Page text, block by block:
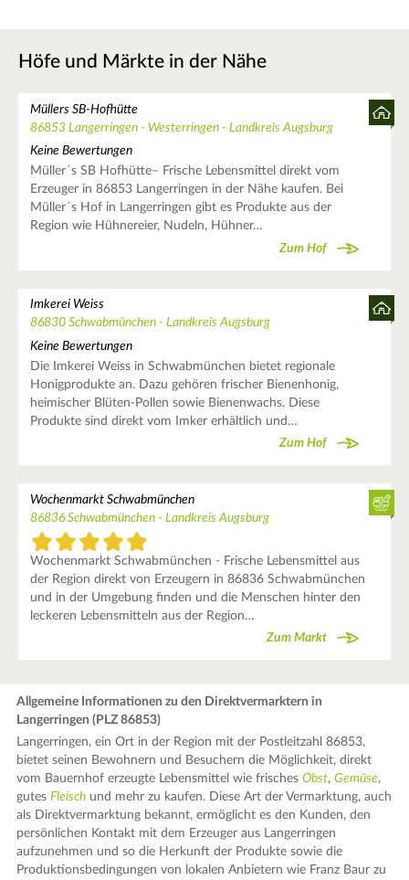
Höfe und Märkte in der Nähe
Müllers SB-Hofhütte
86853 Langerringen - Westerringen - Landkreis Augsburg
Keine Bewertungen
Müller´s SB Hofhütte– Frische Lebensmittel direkt vom
Erzeuger in 86853 Langerringen in der Nähe kaufen. Bei
Müller´s Hof in Langerringen gibt es Produkte aus der
Region wie Hühnereier, Nudeln, Hühner…
Zum Hof
Imkerei Weiss
86830 Schwabmünchen - Landkreis Augsburg
Keine Bewertungen
Die Imkerei Weiss in Schwabmünchen bietet regionale
Honigprodukte an. Dazu gehören frischer Bienenhonig,
heimischer Blüten-Pollen sowie Bienenwachs. Diese
Produkte sind direkt vom Imker erhältlich und…
Zum Hof
Wochenmarkt Schwabmünchen
86836 Schwabmünchen - Landkreis Augsburg
Wochenmarkt Schwabmünchen - Frische Lebensmittel aus
der Region direkt von Erzeugern in 86836 Schwabmünchen
und in der Umgebung finden und die Menschen hinter den
leckeren Lebensmitteln aus der Region…
Zum Markt
Allgemeine Informationen zu den Direktvermarktern in
Langerringen (PLZ 86853)
Langerringen, ein Ort in der Region mit der Postleitzahl 86853,
bietet seinen Bewohnern und Besuchern die Möglichkeit, direkt
vom Bauernhof erzeugte Lebensmittel wie frischesObst,Gemüse,
gutesFleisch und mehr zu kaufen. Diese Art der Vermarktung, auch
als Direktvermarktung bekannt, ermöglicht es den Kunden, den
persönlichen Kontakt mit dem Erzeuger aus Langerringen
aufzunehmen und so die Herkunft der Produkte sowie die
Produktionsbedingungen von lokalen Anbietern wie Franz Baur zu